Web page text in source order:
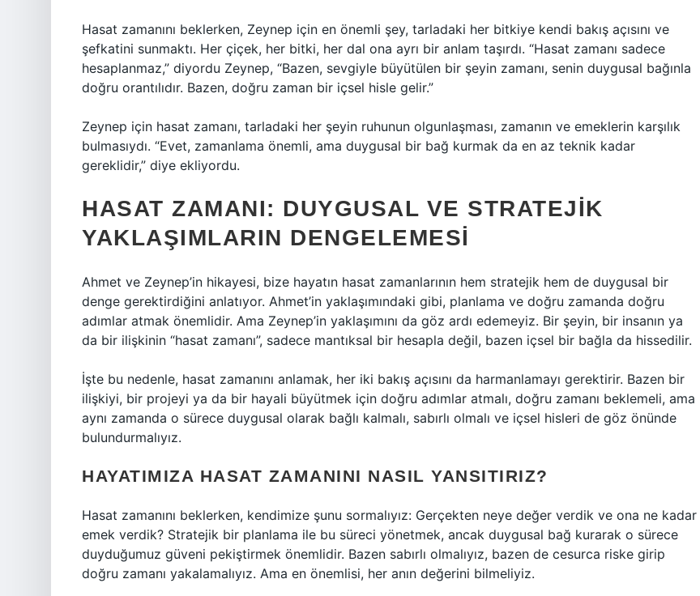
Hasat zamanını beklerken, Zeynep için en önemli şey, tarladaki her bitkiye kendi bakış açısını ve
şefkatini sunmaktı. Her çiçek, her bitki, her dal ona ayrı bir anlam taşırdı. “Hasat zamanı sadece
hesaplanmaz,” diyordu Zeynep, “Bazen, sevgiyle büyütülen bir şeyin zamanı, senin duygusal bağınla
doğru orantılıdır. Bazen, doğru zaman bir içsel hisle gelir.”
Zeynep için hasat zamanı, tarladaki her şeyin ruhunun olgunlaşması, zamanın ve emeklerin karşılık
bulmasıydı. “Evet, zamanlama önemli, ama duygusal bir bağ kurmak da en az teknik kadar
gereklidir,” diye ekliyordu.
HASAT ZAMANI: DUYGUSAL VE STRATEJIK
YAKLAŞIMLARIN DENGELEMESI
Ahmet ve Zeynep’in hikayesi, bize hayatın hasat zamanlarının hem stratejik hem de duygusal bir
denge gerektirdiğini anlatıyor. Ahmet’in yaklaşımındaki gibi, planlama ve doğru zamanda doğru
adımlar atmak önemlidir. Ama Zeynep’in yaklaşımını da göz ardı edemeyiz. Bir şeyin, bir insanın ya
da bir ilişkinin “hasat zamanı”, sadece mantıksal bir hesapla değil, bazen içsel bir bağla da hissedilir.
İşte bu nedenle, hasat zamanını anlamak, her iki bakış açısını da harmanlamayı gerektirir. Bazen bir
ilişkiyi, bir projeyi ya da bir hayali büyütmek için doğru adımlar atmalı, doğru zamanı beklemeli, ama
aynı zamanda o sürece duygusal olarak bağlı kalmalı, sabırlı olmalı ve içsel hisleri de göz önünde
bulundurmalıyız.
HAYATIMIZA HASAT ZAMANINI NASIL YANSITIRIZ?
Hasat zamanını beklerken, kendimize şunu sormalıyız: Gerçekten neye değer verdik ve ona ne kadar
emek verdik? Stratejik bir planlama ile bu süreci yönetmek, ancak duygusal bağ kurarak o sürece
duyduğumuz güveni pekiştirmek önemlidir. Bazen sabırlı olmalıyız, bazen de cesurca riske girip
doğru zamanı yakalamalıyız. Ama en önemlisi, her anın değerini bilmeliyiz.